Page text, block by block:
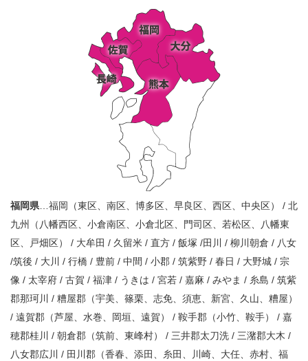
福岡県 …福岡（東区、南区、博多区、早良区、西区、中央区） / 北
九州（八幡西区、小倉南区、小倉北区、門司区、若松区、八幡東
区、戸畑区） / 大牟田 / 久留米 / 直方 / 飯塚 /田川 / 柳川朝倉 / 八女
/筑後 / 大川 / 行橋 / 豊前 / 中間 / 小郡 / 筑紫野 / 春日 / 大野城 / 宗
像 / 太宰府 / 古賀 / 福津 / うきは / 宮若 / 嘉麻 / みやま / 糸島 / 筑紫
郡那珂川 / 糟屋郡（宇美、篠栗、志免、須恵、新宮、久山、糟屋）
/ 遠賀郡（芦屋、水巻、岡垣、遠賀） / 鞍手郡（小竹、鞍手） / 嘉
穂郡桂川 / 朝倉郡（筑前、東峰村） / 三井郡太刀洗 / 三潴郡大木 /
八女郡広川 / 田川郡（香春、添田、糸田、川崎、大任、赤村、福